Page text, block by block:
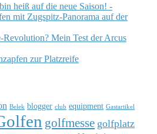
heiß auf die neue Saison! -
mit Zugspitz-Panorama auf der
Revolution? Mein Test der Arcus
zur Platzreife
Belek blogger club equipment Gastartikel
golfmesse golfplatz